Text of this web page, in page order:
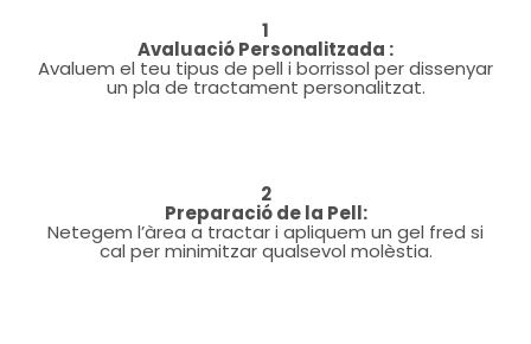
1
Avaluació Personalitzada :
Avaluem el teu tipus de pell i borrissol per dissenyar
un pla de tractament personalitzat.
2
Preparació de la Pell:
Netegem l’àrea a tractar i apliquem un gel fred si
cal per minimitzar qualsevol molèstia.